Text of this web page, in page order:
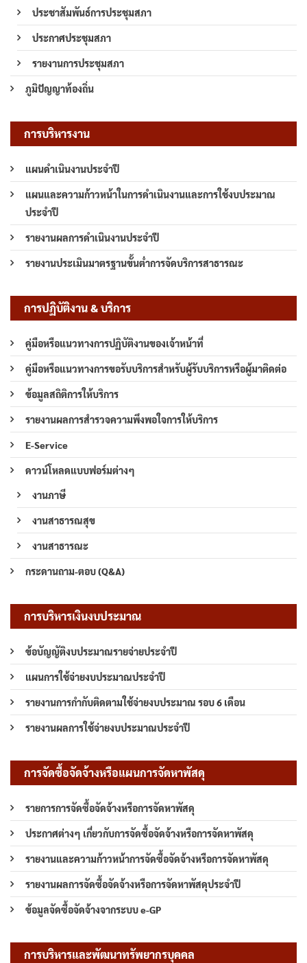
ประชาสัมพันธ์การประชุมสภา
ประกาศประชุมสภา
รายงานการประชุมสภา
ภูมิปัญญาท้องถิ่น
การบริหารงาน
แผนดำเนินงานประจำปี
แผนและความก้าวหน้าในการดำเนินงานและการใช้งบประมาณ
ประจำปี
รายงานผลการดำเนินงานประจำปี
รายงานประเมินมาตรฐานขั้นต่ำการจัดบริการสาธารณะ
การปฏิบัติงาน & บริการ
คู่มือหรือแนวทางการปฏิบัติงานของเจ้าหน้าที่
คู่มือหรือแนวทางการขอรับบริการสำหรับผู้รับบริการหรือผู้มาติดต่อ
ข้อมูลสถิติการให้บริการ
รายงานผลการสำรวจความพึงพอใจการให้บริการ
E-Service
ดาวน์โหลดแบบฟอร์มต่างๆ
งานภาษี
งานสาธารณสุข
งานสาธารณะ
กระดานถาม-ตอบ (Q&A)
การบริหารเงินงบประมาณ
ข้อบัญญัติงบประมาณรายจ่ายประจำปี
แผนการใช้จ่ายงบประมาณประจำปี
รายงานการกำกับติดตามใช้จ่ายงบประมาณ รอบ 6 เดือน
รายงานผลการใช้จ่ายงบประมาณประจำปี
การจัดซื้อจัดจ้างหรือแผนการจัดหาพัสดุ
รายการการจัดซื้อจัดจ้างหรือการจัดหาพัสดุ
ประกาศต่างๆ เกี่ยวกับการจัดซื้อจัดจ้างหรือการจัดหาพัสดุ
รายงานและความก้าวหน้าการจัดซื้อจัดจ้างหรือการจัดหาพัสดุ
รายงานผลการจัดซื้อจัดจ้างหรือการจัดหาพัสดุประจำปี
ข้อมูลจัดซื้อจัดจ้างจากระบบ e-GP
การบริหารและพัฒนาทรัพยากรบุคคล